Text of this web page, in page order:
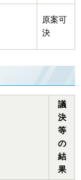
原案可
決
議
決
等
の
結
果